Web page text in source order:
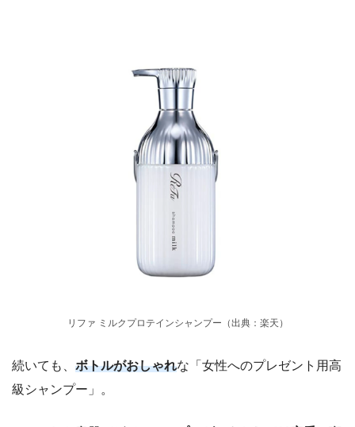
リファ ミルクプロテインシャンプー（出典：楽天）
続いても、 ボトルがおしゃれな「女性へのプレゼント用高
級シャンプー」。